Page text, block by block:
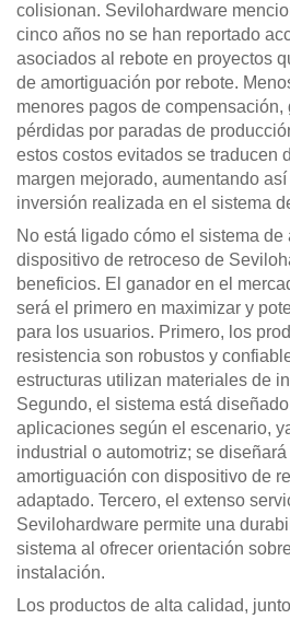
colisionan. Sevilohardware
cinco años no se han reportado
asociados al rebote en proyectos
de amortiguación por rebote.
menores pagos de compensación,
pérdidas por paradas de
estos costos evitados se traducen
margen mejorado, aumentando
inversión realizada en el sistema
No está ligado cómo el sistema de
dispositivo de retroceso de
beneficios. El ganador en el
será el primero en maximizar y
para los usuarios. Primero, los
resistencia son robustos y
estructuras utilizan materiales de
Segundo, el sistema está
aplicaciones según el escenario,
industrial o automotriz; se
amortiguación con dispositivo de
adaptado. Tercero, el extenso
Sevilohardware permite una
sistema al ofrecer orientación
instalación.
Los productos de alta calidad,